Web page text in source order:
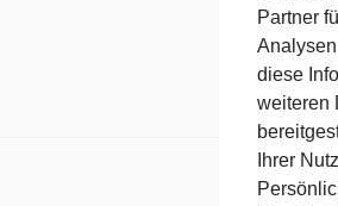
Partner
diese
weiteren
Ihrer